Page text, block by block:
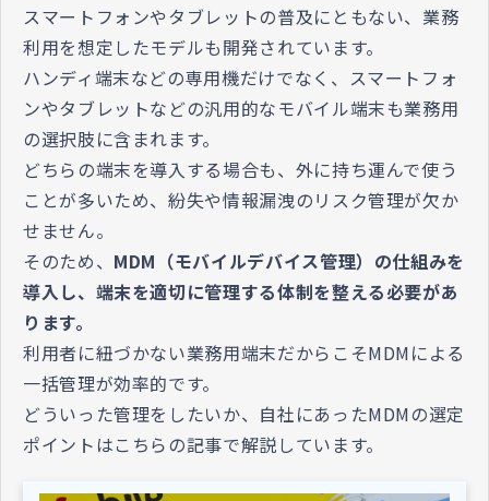
スマートフォンやタブレットの普及にともない、業務
利用を想定したモデルも開発されています。
ハンディ端末などの専用機だけでなく、スマートフォ
ンやタブレットなどの汎用的なモバイル端末も業務用
の選択肢に含まれます。
どちらの端末を導入する場合も、外に持ち運んで使う
ことが多いため、紛失や情報漏洩のリスク管理が欠か
せません。
そのため、 MDM（モバイルデバイス管理）の仕組みを
導入し、端末を適切に管理する体制を整える必要があ
ります。
利用者に紐づかない業務用端末だからこそMDMによる
一括管理が効率的です。
どういった管理をしたいか、自社にあったMDMの選定
ポイントはこちらの記事で解説しています。